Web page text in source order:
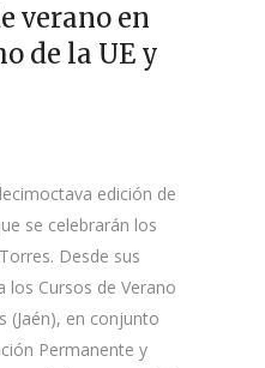
verano en
de la UE y
edición de
se celebrarán los
Desde sus
los Cursos de Verano
(Jaén), en conjunto
Permanente y